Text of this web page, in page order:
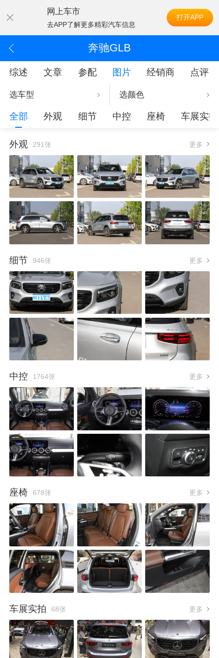
网上车市
去APP了解更多精彩汽车信息
打开APP
奔驰GLB
综述 文章 参配 图片 经销商 点评
选车型 选颜色
全部 外观 细节 中控 座椅 车展实拍
外观 291张 更多
细节 946张 更多
中控 1764张 更多
座椅 678张 更多
车展实拍 68张 更多